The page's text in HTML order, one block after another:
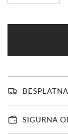
SIGURNA